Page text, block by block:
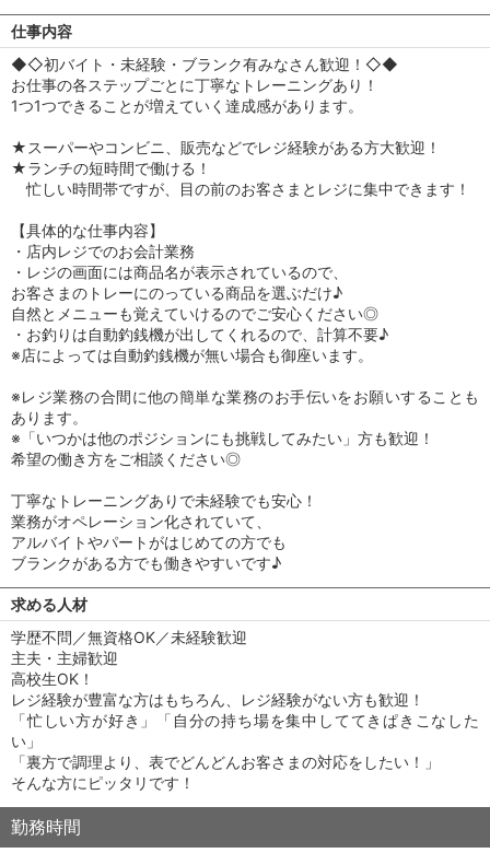
仕事内容
◆◇初バイト・未経験・ブランク有みなさん歓迎！◇◆
お仕事の各ステップごとに丁寧なトレーニングあり！
1つ1つできることが増えていく達成感があります。
★スーパーやコンビニ、販売などでレジ経験がある方大歓迎！
★ランチの短時間で働ける！
忙しい時間帯ですが、目の前のお客さまとレジに集中できます！
【具体的な仕事内容】
・店内レジでのお会計業務
・レジの画面には商品名が表示されているので、
お客さまのトレーにのっている商品を選ぶだけ♪
自然とメニューも覚えていけるのでご安心ください◎
・お釣りは自動釣銭機が出してくれるので、計算不要♪
※店によっては自動釣銭機が無い場合も御座います。
※レジ業務の合間に他の簡単な業務のお手伝いをお願いすることも
あります。
※「いつかは他のポジションにも挑戦してみたい」方も歓迎！
希望の働き方をご相談ください◎
丁寧なトレーニングありで未経験でも安心！
業務がオペレーション化されていて、
アルバイトやパートがはじめての方でも
ブランクがある方でも働きやすいです♪
求める人材
学歴不問／無資格OK／未経験歓迎
主夫・主婦歓迎
高校生OK！
レジ経験が豊富な方はもちろん、レジ経験がない方も歓迎！
「忙しい方が好き」「自分の持ち場を集中しててきぱきこなした
い」
「裏方で調理より、表でどんどんお客さまの対応をしたい！」
そんな方にピッタリです！
勤務時間